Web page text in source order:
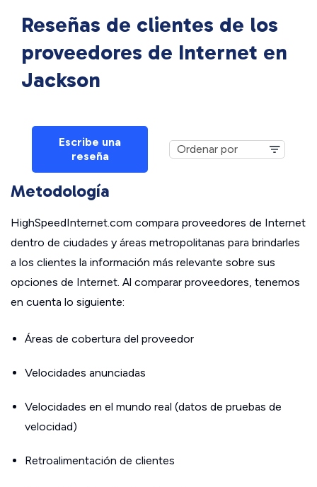
Reseñas de clientes de los
proveedores de Internet en
Jackson
Escribe una
reseña
Metodología
HighSpeedInternet.com compara proveedores de Internet
dentro de ciudades y áreas metropolitanas para brindarles
a los clientes la información más relevante sobre sus
opciones de Internet. Al comparar proveedores, tenemos
en cuenta lo siguiente:
Áreas de cobertura del proveedor
Velocidades anunciadas
Velocidades en el mundo real (datos de pruebas de
velocidad)
Retroalimentación de clientes